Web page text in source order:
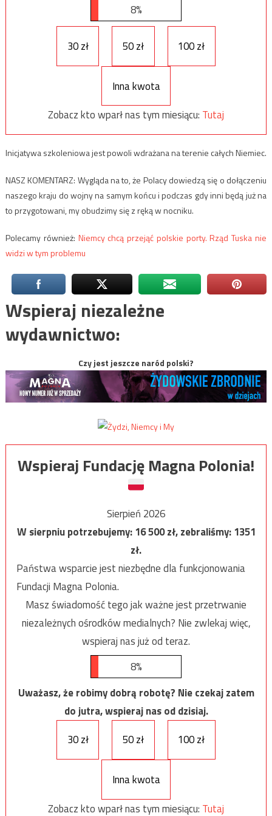
8%
30 zł 50 zł 100 zł
Inna kwota
Zobacz kto wparł nas tym miesiącu: Tutaj
Inicjatywa szkoleniowa jest powoli wdrażana na terenie całych Niemiec.
NASZ KOMENTARZ: Wygląda na to, że Polacy dowiedzą się o dołączeniu
naszego kraju do wojny na samym końcu i podczas gdy inni będą już na
to przygotowani, my obudzimy się z ręką w nocniku.
Polecamy również: Niemcy chcą przejąć polskie porty. Rząd Tuska nie
widzi w tym problemu
Wspieraj niezależne
wydawnictwo:
Czy jest jeszcze naród polski?
Wspieraj Fundację Magna Polonia!
Sierpień 2026
W sierpniu potrzebujemy:16 500zł, zebraliśmy:1351
zł.
Państwa wsparcie jest niezbędne dla funkcjonowania
Fundacji Magna Polonia.
Masz świadomość tego jak ważne jest przetrwanie
niezależnych ośrodków medialnych? Nie zwlekaj więc,
wspieraj nas już od teraz.
8%
Uważasz, że robimy dobrą robotę? Nie czekaj zatem
do jutra, wspieraj nas od dzisiaj.
30 zł
50 zł 100 zł
Inna kwota
Zobacz kto wparł nas tym miesiącu: Tutaj